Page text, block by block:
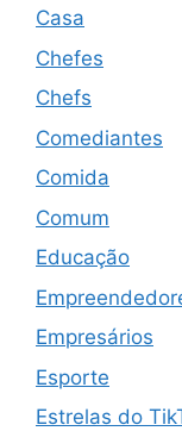
Casa
Chefes
Chefs
Comediantes
Comida
Comum
Educação
Empresários
Esporte
Estrelas do